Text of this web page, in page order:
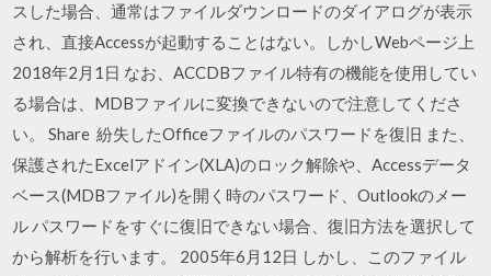
スした場合、通常はファイルダウンロードのダイアログが表示
され、直接Accessが起動することはない。しかしWebページ上
2018年2月1日 なお、ACCDBファイル特有の機能を使用してい
る場合は、MDBファイルに変換できないので注意してくださ
い。 Share 紛失したOfficeファイルのパスワードを復旧 また、
保護されたExcelアドイン(XLA)のロック解除や、Accessデータ
ベース(MDBファイル)を開く時のパスワード、Outlookのメー
ル パスワードをすぐに復旧できない場合、復旧方法を選択して
から解析を行います。 2005年6月12日 しかし、このファイル